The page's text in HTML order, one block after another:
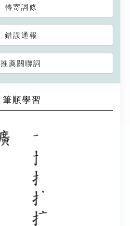
轉寄詞條
錯誤通報
推薦關聯詞
筆順學習